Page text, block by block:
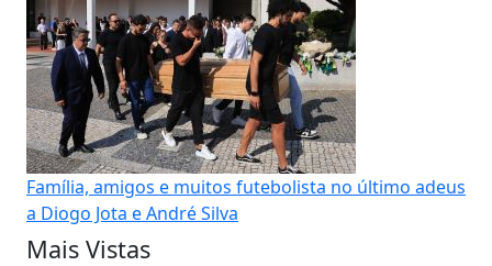
Família, amigos e muitos futebolista no último adeus
a Diogo Jota e André Silva
Mais Vistas